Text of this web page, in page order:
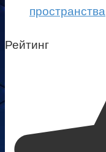
пространства
Рейтинг